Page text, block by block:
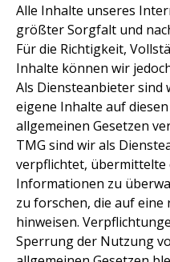
Alle Inhalte unseres
größter Sorgfalt und
Für die Richtigkeit,
Inhalte können wir
Als Diensteanbieter sind
eigene Inhalte auf
allgemeinen Gesetzen
TMG sind wir als
verpflichtet, übermittelte
Informationen zu
zu forschen, die auf
hinweisen.
Sperrung der Nutzung